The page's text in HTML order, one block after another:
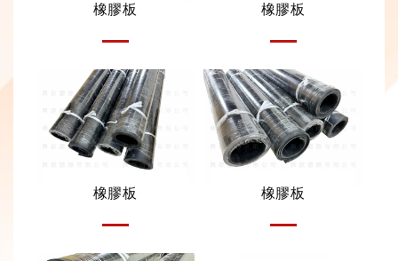
橡膠板 橡膠板
橡膠板 橡膠板